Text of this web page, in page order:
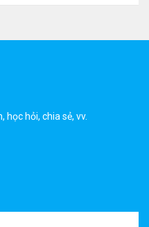
học hỏi, chia sẻ, vv.